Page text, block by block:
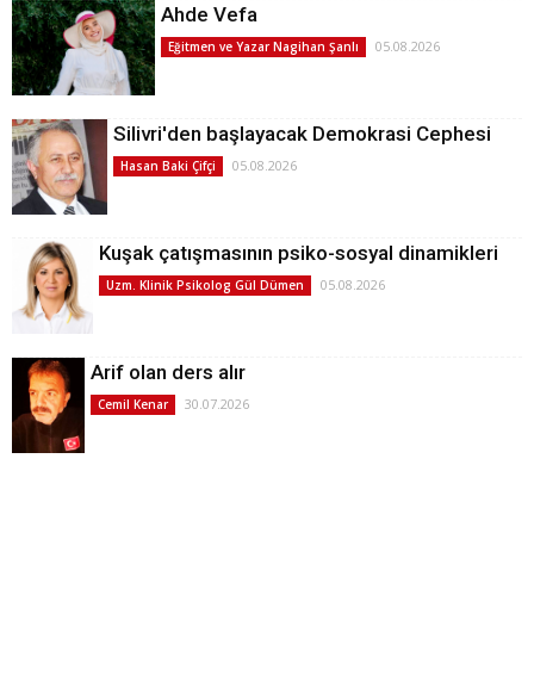
Ahde Vefa
Eğitmen ve Yazar Nagihan Şanlı 05.08.2026
Silivri'den başlayacak Demokrasi Cephesi
Hasan Baki Çifçi 05.08.2026
Kuşak çatışmasının psiko-sosyal dinamikleri
Uzm. Klinik Psikolog Gül Dümen 05.08.2026
Arif olan ders alır
Cemil Kenar 30.07.2026